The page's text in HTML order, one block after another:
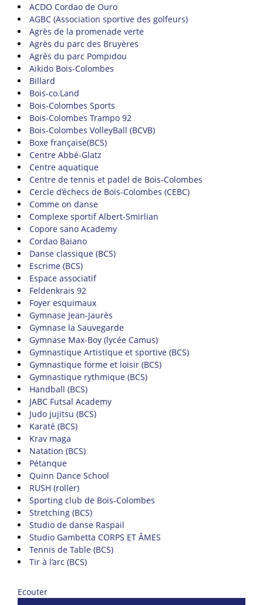
ACDO Cordao de Ouro
AGBC (Association sportive des golfeurs)
Agrès de la promenade verte
Agrès du parc des Bruyères
Agrès du parc Pompidou
Aïkido Bois-Colombes
Billard
Bois-co.Land
Bois-Colombes Sports
Bois-Colombes Trampo 92
Bois-Colombes VolleyBall (BCVB)
Boxe française(BCS)
Centre Abbé-Glatz
Centre aquatique
Centre de tennis et padel de Bois-Colombes
Cercle d’échecs de Bois-Colombes (CEBC)
Comme on danse
Complexe sportif Albert-Smirlian
Copore sano Academy
Cordao Baiano
Danse classique (BCS)
Escrime (BCS)
Espace associatif
Feldenkrais 92
Foyer esquimaux
Gymnase Jean-Jaurès
Gymnase la Sauvegarde
Gymnase Max-Boy (lycée Camus)
Gymnastique Artistique et sportive (BCS)
Gymnastique forme et loisir (BCS)
Gymnastique rythmique (BCS)
Handball (BCS)
JABC Futsal Academy
Judo jujitsu (BCS)
Karaté (BCS)
Krav maga
Natation (BCS)
Pétanque
Quinn Dance School
RUSH (roller)
Sporting club de Bois-Colombes
Stretching (BCS)
Studio de danse Raspail
Studio Gambetta CORPS ET ÂMES
Tennis de Table (BCS)
Tir à l’arc (BCS)
Ecouter